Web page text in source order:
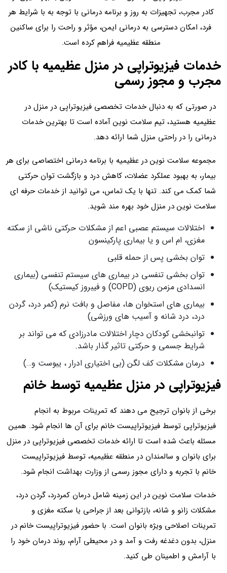
کادر مجرب، تجهیزات به‌ روز و برنامه درمانی با توجه به با شرایط هر
فرد، امکان دسترسی به درمانی ایمن، مؤثر و راحت را برای ساکنین
منطقه عظیمیه فراهم کرده است.
خدمات فیزیوتراپی در منزل عظیمیه با کادر
مجرب و مجوز رسمی
در صورتی که به دنبال خدمات تخصصی فیزیوتراپی در منزل در
عظیمیه هستید، تیم سلامت نوین آماده است تا بهترین خدمات
درمانی را در راحتی منزل شما ارائه دهد.
مجموعه سلامت نوین در عظیمیه با برنامه‌ درمانی اختصاصی برای هر
بیمار، به بهبود عملکرد عضلات، کاهش درد و بازگشت توان حرکتی
شما کمک می‌ کند. تنها با یک تماس، می‌ توانید از خدمات حرفه‌ ای
سلامت نوین در منزل خود بهره‌ مند شوید.
اختلالات سیستم عصبی اعم از مشکلات حرکتی ناشی از سکته
مغزی، ام اس و یا بیماری پارکینسون
توان بخشی پس از حمله قلبی
توان بخشی تنفسی در بیماری های سیستم تنفسی (بیماری
انسدادی مزمن ریوی (COPD) و فیبروز کیستیک)
بیماری های استخوان ها، مفاصل و بافت نرم (کمر درد، گردن
درد، درد شانه و آسیب های ورزشی)
توانبخشی کودکان دچار اختلالات مادرزادی که می تواند بر
شرایط جسمی و حرکتی تاثیر گذار باشد.
درمان مشکلات کف لگن (بی اختیاری ادرار ، یبوست و…)
فیزیوتراپی در منزل عظیمیه توسط خانم
برخی از بانوان ترجیح می دهند که تمرینات مربوط به انجام
فیزیوتراپی توسط فیزیوتراپیست خانم برای آن ها انجام شود. همین
مسئله باعث شده است تا ارائه خدمات تخصصی فیزیوتراپی در منزل
برای بانوان و سالمندان در منطقه عظیمیه، توسط فیزیوتراپیست
خانم با تجربه و دارای مجوز رسمی از وزارت بهداشت انجام شود.
خدمات سلامت نوین در این زمینه شامل درمان کمردرد، گردن‌ درد،
مشکلات زانو و شانه، بازتوانی بعد از جراحی یا سکته مغزی و
تمرینات اصلاحی ویژه بانوان است. با حضور فیزیوتراپیست خانم در
منزل، بدون دغدغه رفت‌ و‌ آمد و در محیطی آرام، روند درمان خود را
با آرامش و اطمینان طی کنید.